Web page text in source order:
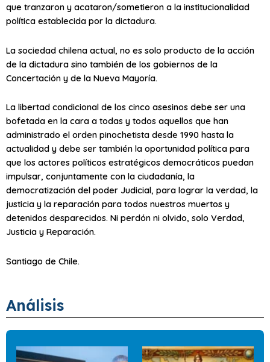
que tranzaron y acataron/sometieron a la institucionalidad
política establecida por la dictadura.
La sociedad chilena actual, no es solo producto de la acción
de la dictadura sino también de los gobiernos de la
Concertación y de la Nueva Mayoría.
La libertad condicional de los cinco asesinos debe ser una
bofetada en la cara a todas y todos aquellos que han
administrado el orden pinochetista desde 1990 hasta la
actualidad y debe ser también la oportunidad política para
que los actores políticos estratégicos democráticos puedan
impulsar, conjuntamente con la ciudadanía, la
democratización del poder Judicial, para lograr la verdad, la
justicia y la reparación para todos nuestros muertos y
detenidos desparecidos. Ni perdón ni olvido, solo Verdad,
Justicia y Reparación.
Santiago de Chile.
Análisis